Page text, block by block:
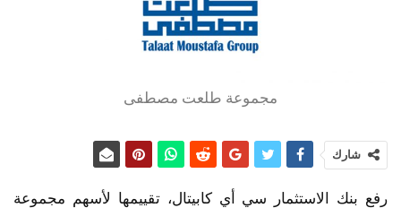
مجموعة طلعت مصطفى
شارك
رفع بنك الاستثمار سي أي كابيتال، تقييمها لأسهم مجموعة